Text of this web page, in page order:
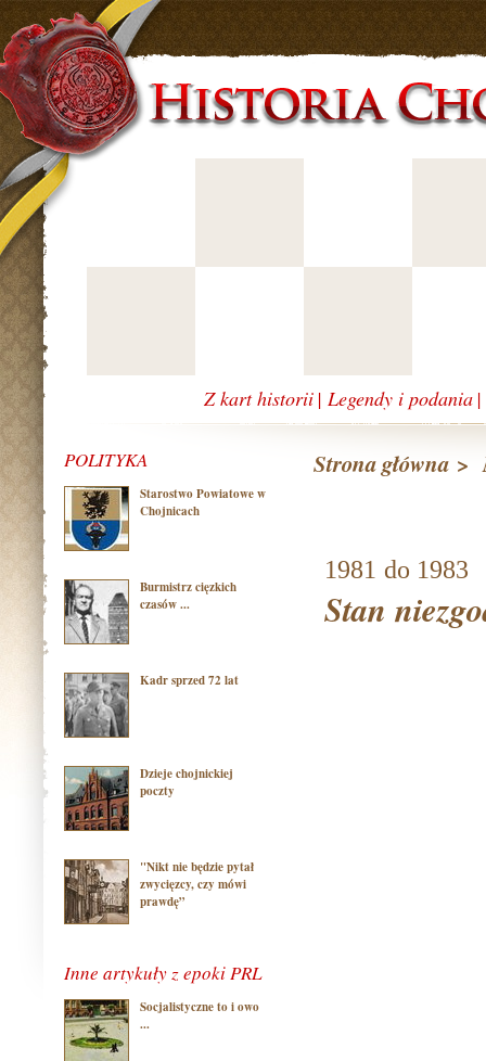
Z kart historii | Legendy i podania |
POLITYKA
Starostwo Powiatowe w
Chojnicach
Burmistrz cięzkich
czasów ...
Kadr sprzed 72 lat
Dzieje chojnickiej
poczty
"Nikt nie będzie pytał
zwycięzcy, czy mówi
prawdę”
Inne artykuły z epoki PRL
Socjalistyczne to i owo
...
Strona główna >
1981 do 1983
Stan